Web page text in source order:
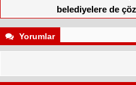
belediyelere de
Yorumlar